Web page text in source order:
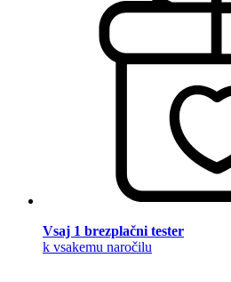
Vsaj 1 brezplačni tester
k vsakemu naročilu